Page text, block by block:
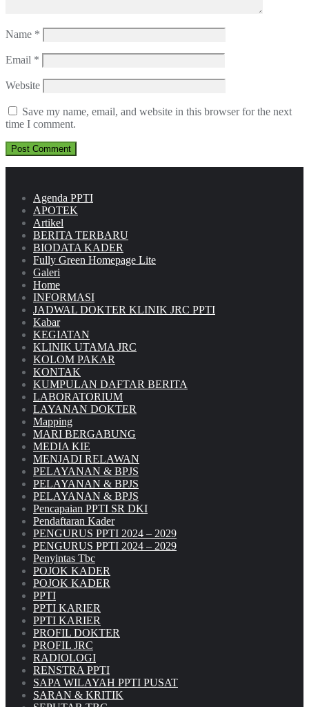
Name *
Email *
Website
Save my name, email, and website in this browser for the next
time I comment.
Agenda PPTI
APOTEK
Artikel
BERITA TERBARU
BIODATA KADER
Fully Green Homepage Lite
Galeri
Home
INFORMASI
JADWAL DOKTER KLINIK JRC PPTI
Kabar
KEGIATAN
KLINIK UTAMA JRC
KOLOM PAKAR
KONTAK
KUMPULAN DAFTAR BERITA
LABORATORIUM
LAYANAN DOKTER
Mapping
MARI BERGABUNG
MEDIA KIE
MENJADI RELAWAN
PELAYANAN & BPJS
PELAYANAN & BPJS
PELAYANAN & BPJS
Pencapaian PPTI SR DKI
Pendaftaran Kader
PENGURUS PPTI 2024 – 2029
PENGURUS PPTI 2024 – 2029
Penyintas Tbc
POJOK KADER
POJOK KADER
PPTI
PPTI KARIER
PPTI KARIER
PROFIL DOKTER
PROFIL JRC
RADIOLOGI
RENSTRA PPTI
SAPA WILAYAH PPTI PUSAT
SARAN & KRITIK